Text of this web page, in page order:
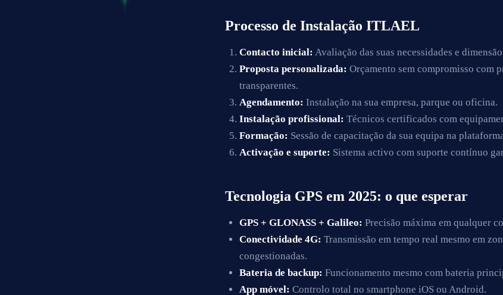
Processo de Instalação ITLAEL
Contacto inicial: Avaliação das suas necessidades e
Proposta personalizada: Orçamento sem compromisso com
transparentes.
Agendamento: Instalação na sua empresa, parque ou oficina.
Instalação profissional: Técnicos certificados com
Formação: Sessão de capacitação da sua equipa na
Activação e suporte: Sistema activo com suporte contínuo
Tecnologia GPS em 2025: o que esperar
GPS + GLONASS + Galileo: Precisão máxima em qualquer
Conectividade 4G: Transmissão em tempo real mesmo em
congestionadas.
Bateria de backup: Funcionamento mesmo com bateria
App móvel: Controlo total no smartphone iOS ou Android.